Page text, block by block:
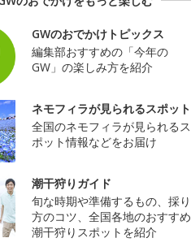
GWのおでかけトピックス
編集部おすすめの「今年の
GW」の楽しみ方を紹介
ネモフィラが見られるスポット
全国のネモフィラが見られるス
ポット情報などをお届け
潮干狩りガイド
旬な時期や準備するもの、採り
方のコツ、全国各地のおすすめ
潮干狩りスポットを紹介